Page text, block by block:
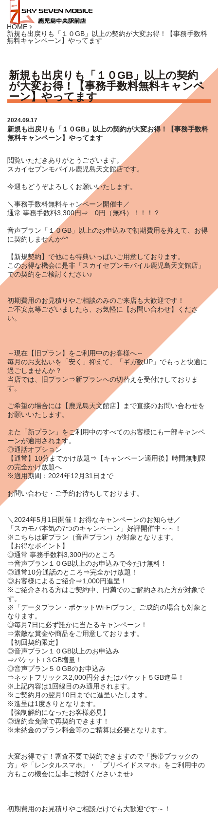
HOME
新規も出戻りも「１０GB」以上の契約が大変お得！【事務手数料
無料キャンペーン】やってます
新規も出戻りも「１０GB」以上の契約
が大変お得！【事務手数料無料キャンペ
ーン】やってます
2024.09.17
新規も出戻りも「１０GB」以上の契約が大変お得！【事務手数料
無料キャンペーン】やってます
閲覧いただきありがとうございます。
スカイセブンモバイル鹿児島天文館店です。
今週もどうぞよろしくお願いいたします。
＼事務手数料無料キャンペーン開催中／
通常 事務手数料3,300円⇒ 0円（無料）！！！？
音声プラン「１０GB」以上のお申込みで初期費用を抑えて、お得
に契約しませんか^^
【新規契約】で他にも特典いっぱいご用意しております。
このお得な機会に是非「スカイセブンモバイル鹿児島天文館店」
での契約をご検討ください♪
初期費用のお見積りやご相談のみのご来店も大歓迎です！
ご不安点等ございましたら、お気軽に【お問い合わせ】くださ
い。
～現在【 旧プラン】 をご利用中のお客様へ～
毎月のお支払いを「安く」抑えて、「ギガ数UP」でもっと快適に
過ごしませんか？
当店では、旧プラン⇒新プランへの切替えを受付けしておりま
す。
ご希望の場合には【鹿児島天文館店】まで直接のお問い合わせを
お願いいたします。
また「新プラン」をご利用中のすべてのお客様にも一部キャンペ
ーンが適用されます。
◎通話オプション
【通常】10分までかけ放題⇒【キャンペーン適用後】 時間無制限
の完全かけ放題へ
※適用期間：2024年12月31日まで
お問い合わせ・ご予約お待ちしております。
＼2024年5月1日開催！お得なキャンペーンのお知らせ／
「 スカモバ本気の7つのキャンペーン 」好評開催中～～！
※こちらは新プラン（音声プラン）が対象となります。
【お得なポイント 】
◎通常 事務手数料3,300円のところ
⇒音声プラン １０GB以上のお申込みで今だけ無料 ！
◎通常10分通話のところ⇒完全かけ放題！
◎お客様によるご紹介⇒1,000円進呈！
※ご紹介される方はご契約中、円満でのご解約された方が対象で
す。
※「データプラン・ポケットWi-Fiプラン」ご成約の場合も対象と
なります。
◎毎月7日に必ず誰かに当たるキャンペーン！
⇒素敵な賞金や商品をご用意しております。
【初回契約限定】
◎音声プラン １０GB以上のお申込み
⇒パケット+３GB増量！
◎音声プラン ５０GBのお申込み
⇒ネットフリックス2,000円分またはパケット５GB進呈！
※上記内容は1回線目のみ適用されます。
※ご契約月の翌月10日までに進呈いたします。
※進呈は1度きりとなります。
【強制解約になったお客様必見】
◎違約金免除で再契約できます！
※未納金のプラン料金等のご精算は必要となります。
大変お得です！審査不要で契約できますので「携帯ブラックの
方」や「 レンタルスマホ 」・「プリペイドスマホ 」をご利用中の
方もこの機会に是非ご検討くださいませ♪
初期費用のお見積りやご相談だけでも大歓迎です～！